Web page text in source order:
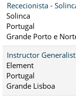
Rececionista -
Solinca
Portugal
Grande Porto e
Instructor
Element
Portugal
Grande Lisboa